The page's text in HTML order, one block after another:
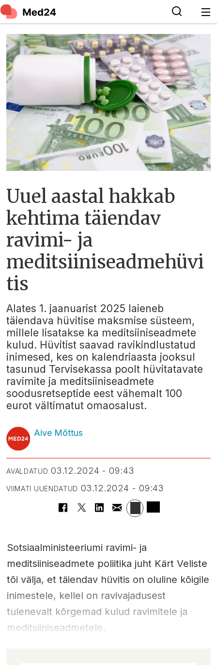
Uuel aastal hakkab
kehtima täiendav
ravimi- ja
meditsiiniseadmehüvi
tis
Alates 1. jaanuarist 2025 laieneb
täiendava hüvitise maksmise süsteem,
millele lisatakse ka meditsiiniseadmete
kulud. Hüvitist saavad ravikindlustatud
inimesed, kes on kalendriaasta jooksul
tasunud Tervisekassa poolt hüvitatavate
ravimite ja meditsiiniseadmete
soodusretseptide eest vähemalt 100
eurot vältimatut omaosalust.
Aive Mõttus
AVALDATUD 03.12.2024 - 09:43
VIIMATI UUENDATUD 03.12.2024 - 09:43
Sotsiaalministeeriumi ravimi- ja
meditsiiniseadmete poliitika juht Kärt Veliste
tõi välja, et täiendav hüvitis on oluline kõigile
inimestele, kellel on ravivajadusest
tulenevalt kõrgemad kulud ravimitele ja
meditsiiniseadmetele.